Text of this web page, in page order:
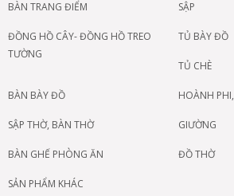
BÀN TRANG ĐIỂM SẬP
ĐỒNG HỒ CÂY- ĐỒNG HỒ TREO
TƯỜNG
TỦ BÀY ĐỒ
TỦ CHÈ
BÀN BÀY ĐỒ HOÀNH
SẬP THỜ, BÀN THỜ GIƯỜNG
BÀN GHẾ PHÒNG ĂN ĐỒ THỜ
SẢN PHẨM KHÁC